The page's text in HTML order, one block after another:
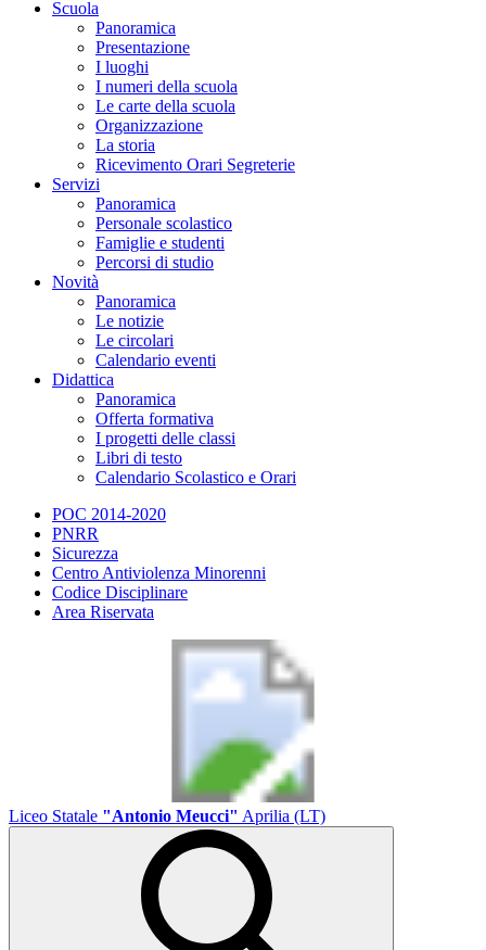
Scuola
Panoramica
Presentazione
I luoghi
I numeri della scuola
Le carte della scuola
Organizzazione
La storia
Ricevimento Orari Segreterie
Servizi
Panoramica
Personale scolastico
Famiglie e studenti
Percorsi di studio
Novità
Panoramica
Le notizie
Le circolari
Calendario eventi
Didattica
Panoramica
Offerta formativa
I progetti delle classi
Libri di testo
Calendario Scolastico e Orari
POC 2014-2020
PNRR
Sicurezza
Centro Antiviolenza Minorenni
Codice Disciplinare
Area Riservata
Liceo Statale "Antonio Meucci" Aprilia (LT)